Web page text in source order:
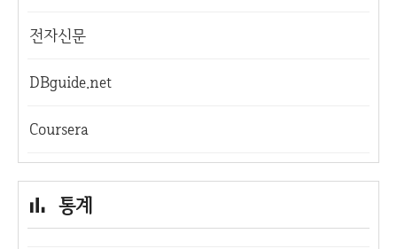
전자신문
DBguide.net
Coursera
통계